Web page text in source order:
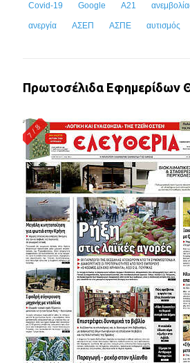
Covid-19 Google Α21
ανεργία ΑΣΕΠ ΑΣΠΕ αυτισμός
Πρωτοσέλιδα Εφημερίδων